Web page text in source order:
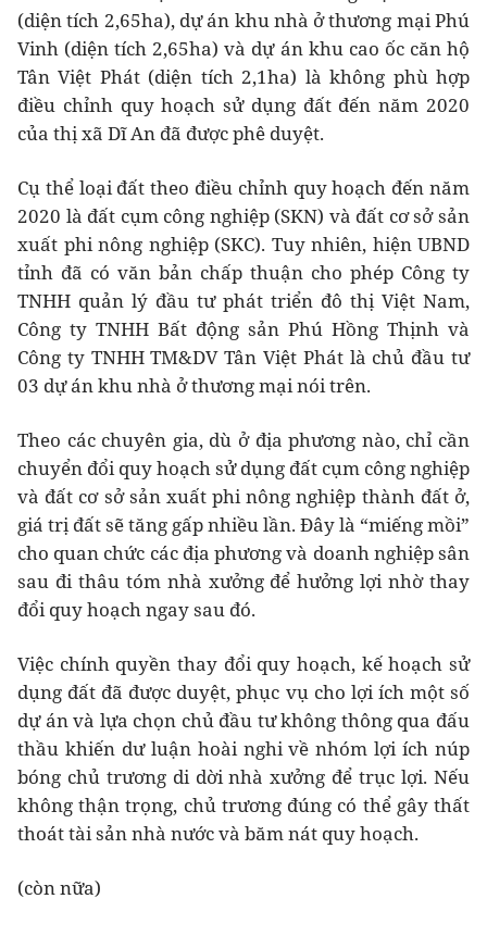
(diện tích 2,65ha), dự án khu nhà ở thương mại Phú
Vinh (diện tích 2,65ha) và dự án khu cao ốc căn hộ
Tân Việt Phát (diện tích 2,1ha) là không phù hợp
điều chỉnh quy hoạch sử dụng đất đến năm 2020
của thị xã Dĩ An đã được phê duyệt.
Cụ thể loại đất theo điều chỉnh quy hoạch đến năm
2020 là đất cụm công nghiệp (SKN) và đất cơ sở sản
xuất phi nông nghiệp (SKC). Tuy nhiên, hiện UBND
tỉnh đã có văn bản chấp thuận cho phép Công ty
TNHH quản lý đầu tư phát triển đô thị Việt Nam,
Công ty TNHH Bất động sản Phú Hồng Thịnh và
Công ty TNHH TM&DV Tân Việt Phát là chủ đầu tư
03 dự án khu nhà ở thương mại nói trên.
Theo các chuyên gia, dù ở địa phương nào, chỉ cần
chuyển đổi quy hoạch sử dụng đất cụm công nghiệp
và đất cơ sở sản xuất phi nông nghiệp thành đất ở,
giá trị đất sẽ tăng gấp nhiều lần. Đây là “miếng mồi”
cho quan chức các địa phương và doanh nghiệp sân
sau đi thâu tóm nhà xưởng để hưởng lợi nhờ thay
đổi quy hoạch ngay sau đó.
Việc chính quyền thay đổi quy hoạch, kế hoạch sử
dụng đất đã được duyệt, phục vụ cho lợi ích một số
dự án và lựa chọn chủ đầu tư không thông qua đấu
thầu khiến dư luận hoài nghi về nhóm lợi ích núp
bóng chủ trương di dời nhà xưởng để trục lợi. Nếu
không thận trọng, chủ trương đúng có thể gây thất
thoát tài sản nhà nước và băm nát quy hoạch.
(còn nữa)